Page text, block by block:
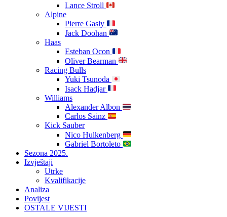
Lance Stroll
Alpine
Pierre Gasly
Jack Doohan
Haas
Esteban Ocon
Oliver Bearman
Racing Bulls
Yuki Tsunoda
Isack Hadjar
Williams
Alexander Albon
Carlos Sainz
Kick Sauber
Nico Hulkenberg
Gabriel Bortoleto
Sezona 2025.
Izvještaji
Utrke
Kvalifikacije
Analiza
Povijest
OSTALE VIJESTI